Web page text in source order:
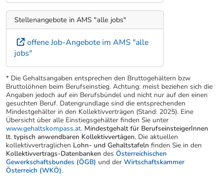
Stellenangebote in AMS "alle jobs"
offene Job-Angebote im AMS "alle
jobs"
* Die Gehaltsangaben entsprechen den Bruttogehältern bzw
Bruttolöhnen beim Berufseinstieg. Achtung: meist beziehen sich die
Angaben jedoch auf ein Berufsbündel und nicht nur auf den einen
gesuchten Beruf. Datengrundlage sind die entsprechenden
Mindestgehälter in den Kollektivverträgen (Stand: 2025). Eine
Übersicht über alle Einstiegsgehälter finden Sie unter
www.gehaltskompass.at. Mindestgehalt für BerufseinsteigerInnen
lt. typisch anwendbaren Kollektivvertägen. Die aktuellen
kollektivvertraglichen Lohn- und Gehaltstafeln finden Sie in den
Kollektivvertrags-Datenbanken des Österreichischen
Gewerkschaftsbundes (ÖGB) und der Wirtschaftskammer
Österreich (WKÖ).